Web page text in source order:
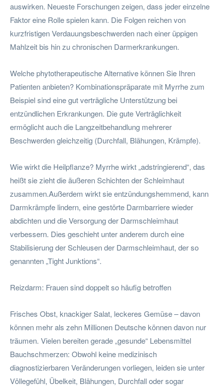
auswirken. Neueste Forschungen zeigen, dass jeder einzelne
Faktor eine Rolle spielen kann. Die Folgen reichen von
kurzfristigen Verdauungsbeschwerden nach einer üppigen
Mahlzeit bis hin zu chronischen Darmerkrankungen.
Welche phytotherapeutische Alternative können Sie Ihren
Patienten anbieten? Kombinationspräparate mit Myrrhe zum
Beispiel sind eine gut verträgliche Unterstützung bei
entzündlichen Erkrankungen. Die gute Verträglichkeit
ermöglicht auch die Langzeitbehandlung mehrerer
Beschwerden gleichzeitig (Durchfall, Blähungen, Krämpfe).
Wie wirkt die Heilpflanze? Myrrhe wirkt „adstringierend“, das
heißt sie zieht die äußeren Schichten der Schleimhaut
zusammen.Außerdem wirkt sie entzündungshemmend, kann
Darmkrämpfe lindern, eine gestörte Darmbarriere wieder
abdichten und die Versorgung der Darmschleimhaut
verbessern. Dies geschieht unter anderem durch eine
Stabilisierung der Schleusen der Darmschleimhaut, der so
genannten „Tight Junktions“.
Reizdarm: Frauen sind doppelt so häufig betroffen
Frisches Obst, knackiger Salat, leckeres Gemüse – davon
können mehr als zehn Millionen Deutsche können davon nur
träumen. Vielen bereiten gerade „gesunde“ Lebensmittel
Bauchschmerzen: Obwohl keine medizinisch
diagnostizierbaren Veränderungen vorliegen, leiden sie unter
Völlegefühl, Übelkeit, Blähungen, Durchfall oder sogar